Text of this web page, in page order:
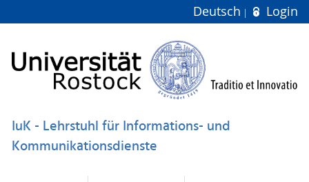
Deutsch Login
IuK - Lehrstuhl für Informations- und
Kommunikationsdienste